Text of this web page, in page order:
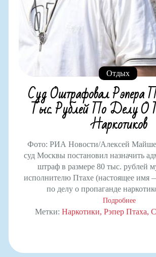
Отдых
Суд Оштрафовал Рэпера
Тыс. Рублей По Делу О
Наркотиков
Фото: РИА Новости/Алексей
суд Москвы постановил назначить
штраф в размере 80 тыс. рублей
исполнителю Птахе (настоящее
по делу о пропаганде
Подробнее
Метки: Наркотики Рэпер Птаха